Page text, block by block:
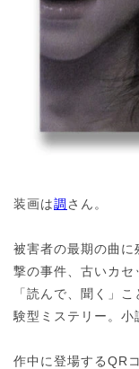
装画は調 さん。
被害者の最期の曲
撃の事件、古いカ
「読んで、聞く」
験型ミステリー。小
作中に登場するQR